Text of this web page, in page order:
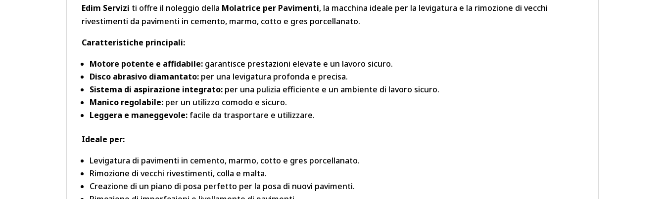
Edim Servizi ti offre il noleggio della Molatrice per Pavimenti, la macchina ideale per la levigatura e la rimozione di vecchi
rivestimenti da pavimenti in cemento, marmo, cotto e gres porcellanato.
Caratteristiche principali:
Motore potente e affidabile: garantisce prestazioni elevate e un lavoro sicuro.
Disco abrasivo diamantato: per una levigatura profonda e precisa.
Sistema di aspirazione integrato: per una pulizia efficiente e un ambiente di lavoro sicuro.
Manico regolabile: per un utilizzo comodo e sicuro.
Leggera e maneggevole: facile da trasportare e utilizzare.
Ideale per:
Levigatura di pavimenti in cemento, marmo, cotto e gres porcellanato.
Rimozione di vecchi rivestimenti, colla e malta.
Creazione di un piano di posa perfetto per la posa di nuovi pavimenti.